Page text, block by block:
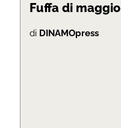
Fuffa di maggio
di DINAMOpress